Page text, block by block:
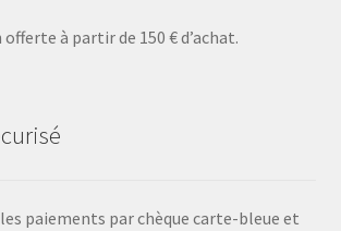
à partir de 150 € d’achat.
paiements par chèque carte-bleue et